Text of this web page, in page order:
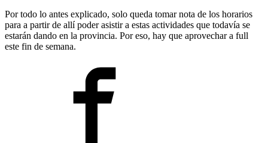
Por todo lo antes explicado, solo queda tomar nota de los horarios
para a partir de allí poder asistir a estas actividades que todavía se
estarán dando en la provincia. Por eso, hay que aprovechar a full
este fin de semana.